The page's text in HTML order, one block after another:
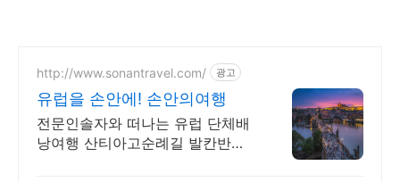
http://www.sonantravel.com/ 광고
유럽을 손안에! 손안의여행
전문인솔자와 떠나는 유럽 단체배
낭여행 산티아고순례길 발칸반도